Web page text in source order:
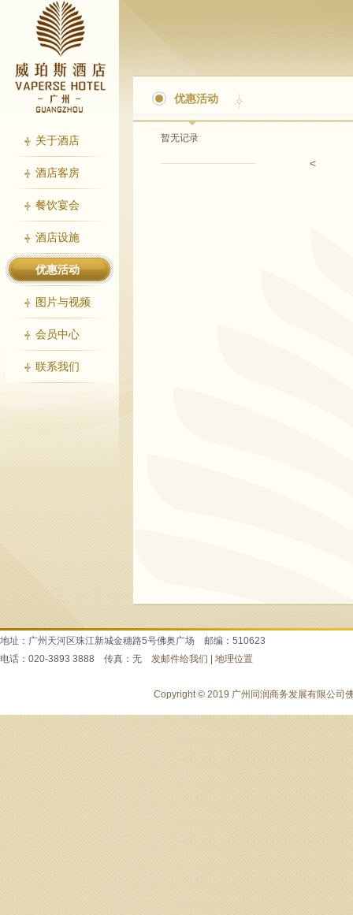
关于酒店
酒店客房
餐饮宴会
酒店设施
优惠活动
图片与视频
会员中心
联系我们
优惠活动
暂无记录
<
地址：广州天河区珠江新城金穗路5号佛奥广场 邮编：510623
电话：020-3893 3888 传真：无 发邮件给我们 地理位置
Copyright © 2019 广州同润商务发展有限公司